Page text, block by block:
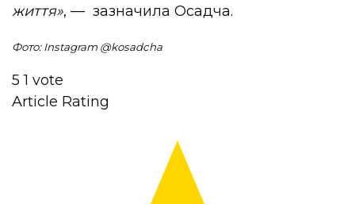
життя», — зазначила Осадча.
Фото: Instagram @kosadcha
5 1 vote
Article Rating